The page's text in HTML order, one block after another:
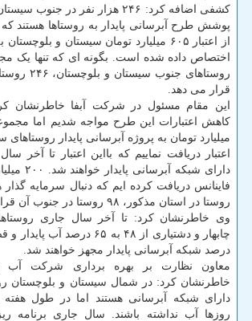
کشفی اضافه کرد: ۲۴۶ هزار نفر در
از اعتبار ۶۰۵ میلیارد تومان سیستان و
اختصاص داده شده است. بگونه ای که تنها یک
روستاهای
قرار می دهد.
میلیارد تومان به پروژه آبرسانی پایدار
دارای شبکه آبرسانی پایدار خواهند شد. ۲۰۰ میلیارد تومان هم
روستا در استان مذکور، ۹۸ روستا در جنوب آن قرار دارند.
وی خاطرنشان کرد: تا آخر سال جاری
درصد شبکه آبرسانی پایدار مجهز خواهند شد.
معاون نظارت بر بهره برداری شرکت آب
خاطرنشان کرد: در شمال سیستان و بلوچستان
دارای شبکه آبرسانی هستند اما در طول هفته
روزها آب نداشته باشند. سال جاری برنامه